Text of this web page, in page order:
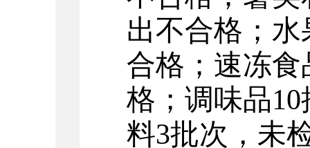
出不合格 ；
合格 ； 速冻食
格 ； 调味品10
料3批次 ， 未